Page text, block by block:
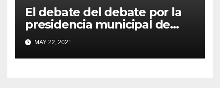
El debate del debate por la
presidencia municipal de
Cancún en “Por mis Redes”
MAY 22, 2021